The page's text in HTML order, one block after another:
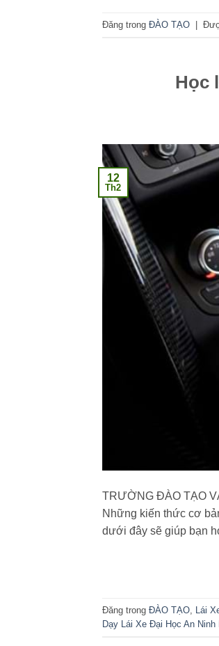
Đăng trong ĐÀO TẠO
Học
12
Th2
TRƯỜNG ĐÀO TẠO
Những kiến thức cơ
dưới đây sẽ giúp bạn
Đăng trong ĐÀO TẠO Lái
Dạy Lái Xe Đại Học An Ninh